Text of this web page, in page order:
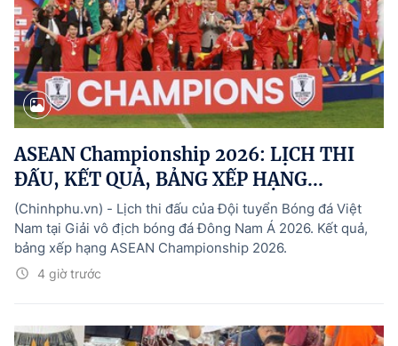
ASEAN Championship 2026: LỊCH THI
ĐẤU, KẾT QUẢ, BẢNG XẾP HẠNG...
4 giờ trước
(Chinhphu.vn) - Lịch thi đấu của Đội tuyển Bóng đá Việt
Nam tại Giải vô địch bóng đá Đông Nam Á 2026. Kết quả,
bảng xếp hạng ASEAN Championship 2026.